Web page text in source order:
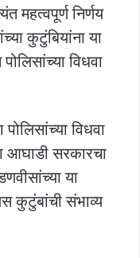
महत्वपूर्ण निर्णय
कुटुंबियांना या
विधवा
विधवा
आघाडी सरकारचा
या
कुटुंबांची संभाव्य